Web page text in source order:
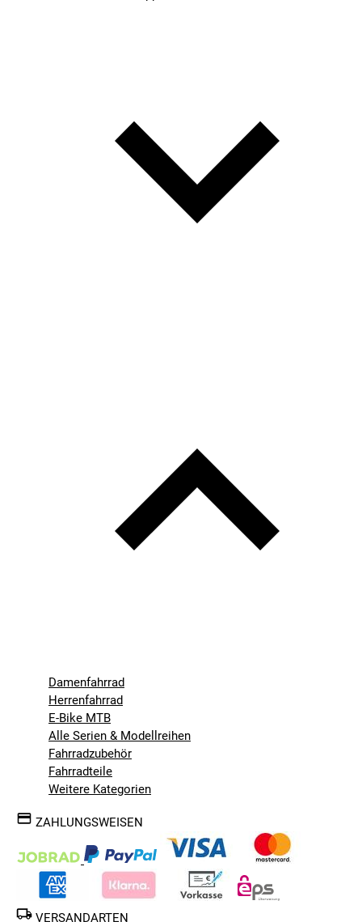
Damenfahrrad
Herrenfahrrad
E-Bike MTB
Alle Serien & Modellreihen
Fahrradzubehör
Fahrradteile
Weitere Kategorien
ZAHLUNGSWEISEN
VERSANDARTEN